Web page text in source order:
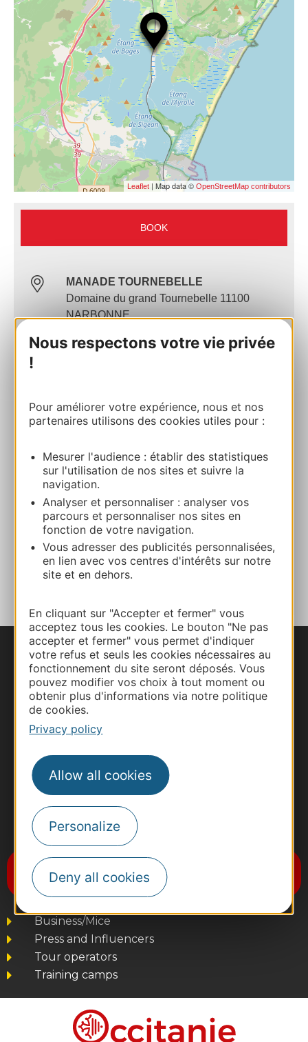
Nous respectons votre vie privée
!
Pour améliorer votre expérience, nous et nos
partenaires utilisons des cookies utiles pour :
Mesurer l'audience : établir des statistiques
sur l'utilisation de nos sites et suivre la
navigation.
Analyser et personnaliser : analyser vos
parcours et personnaliser nos sites en
fonction de votre navigation.
Vous adresser des publicités personnalisées,
en lien avec vos centres d'intérêts sur notre
site et en dehors.
En cliquant sur "Accepter et fermer" vous
acceptez tous les cookies. Le bouton "Ne pas
accepter et fermer" vous permet d'indiquer
votre refus et seuls les cookies nécessaires au
fonctionnement du site seront déposés. Vous
pouvez modifier vos choix à tout moment ou
obtenir plus d'informations via notre politique
de cookies.
Privacy policy
Allow all cookies
Personalize
Deny all cookies
Leaflet | Map data © OpenStreetMap contributors
BOOK
MANADE TOURNEBELLE
Domaine du grand Tournebelle 11100
NARBONNE
Route & access
Website
Facebook
ADD TO FAVORITES
#VoyageOccitanie
Subscribe to the newsletter
Destination Occitanie
Business/Mice
Press and Influencers
Tour operators
Training camps